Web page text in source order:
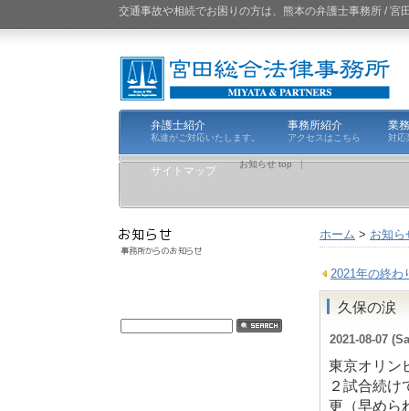
交通事故や相続でお困りの方は、熊本の弁護士事務所 / 宮
弁護士紹介
私達がご対応いたします。
事務所紹介
アクセスはこちら
業
対応
サイトマップ
お知らせ top
ホーム > お知ら
2021年の終わ
久保の涙
2021-08-07
東京オリン
２試合続け
更（早めら